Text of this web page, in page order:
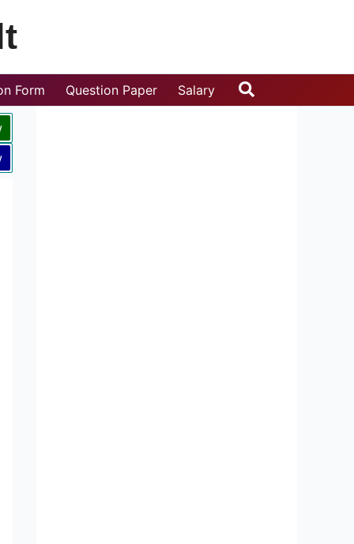
Form Question Paper Salary Search